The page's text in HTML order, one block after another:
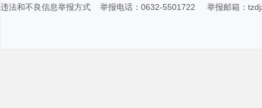
违法和不良信息举报方式 举报电话：0632-5501722 举报邮箱：